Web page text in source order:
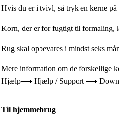
Hvis du er i tvivl, så tryk en kerne
Korn, der er for fugtigt til formaling,
Rug skal opbevares i mindst seks
Mere information om de forskellige
Hjælp⟶ Hjælp / Support ⟶
Til hjemmebrug